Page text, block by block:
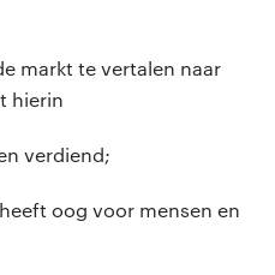
markt te vertalen naar
hierin
verdiend;
oog voor mensen en